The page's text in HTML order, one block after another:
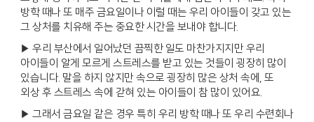
방학 때나 또 매주 금요일이나 이럴 때는 우리 아이들이 갖고 있는
그 상처를 치유해 주는 중요한 시간을 보내야 합니다.
▶ 우리 부산에서 일어났던 끔찍한 일도 마찬가지지만 우리
아이들이 알게 모르게 스트레스를 받고 있는 것들이 굉장히 많이
있습니다. 말을 하지 않지만 속으로 굉장히 많은 상처 속에, 또
외상 후 스트레스 속에 갇혀 있는 아이들이 참 많이 있어요.
▶ 그래서 금요일 같은 경우 특히 우리 방학 때나 또 우리 수련회나